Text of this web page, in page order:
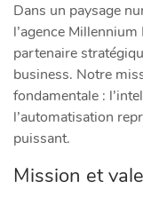
Dans un paysage
l’agence
partenaire
business. Notre
fondamentale :
l’automatisation
puissant.
Mission et